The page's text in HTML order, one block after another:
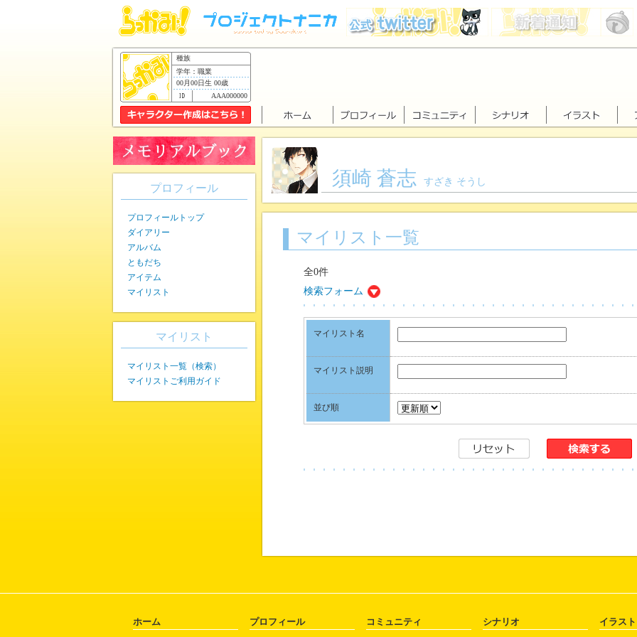
種族
学年：職業
00月00日生 00歳
AAA000000
須崎 蒼志 すざき そうし
マイリスト一覧
全0件
検索フォーム
マイリスト名
マイリスト説明
並び順
プロフィール
プロフィールトップ
ダイアリー
アルバム
ともだち
アイテム
マイリスト
マイリスト
マイリスト一覧（検索）
マイリストご利用ガイド
ホーム プロフィール コミュニティ シナリオ イラスト